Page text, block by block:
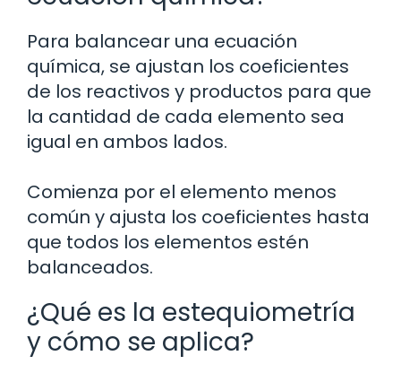
Para balancear una ecuación
química, se ajustan los coeficientes
de los reactivos y productos para que
la cantidad de cada elemento sea
igual en ambos lados.
Comienza por el elemento menos
común y ajusta los coeficientes hasta
que todos los elementos estén
balanceados.
¿Qué es la estequiometría
y cómo se aplica?